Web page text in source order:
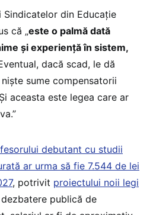
Sindicatelor din Educație
că „este o palmă dată
și experiență în sistem,
dacă scad, le dă
sume compensatorii
aceasta este legea care ar
debutant cu studii
ar urma să fie 7.544 de lei
, potrivit proiectului noii legi
publică de